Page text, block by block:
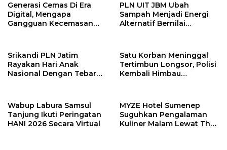
Generasi Cemas Di Era
Digital, Mengapa
Gangguan Kecemasan
PLN UIT JBM Ubah
Sampah Menjadi Energi
Alternatif Bernilai
Srikandi PLN Jatim
Rayakan Hari Anak
Nasional Dengan Tebar
Satu Korban Meninggal
Tertimbun Longsor, Polisi
Kembali Himbau
Wabup Labura Samsul
Tanjung Ikuti Peringatan
HANI 2026 Secara Virtual
MYZE Hotel Sumenep
Suguhkan Pengalaman
Kuliner Malam Lewat The